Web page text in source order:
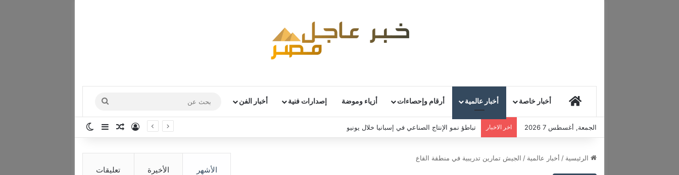
أخبار خاصة أخبار عالمية أرقام وإحصاءات أزياء وموضة إصدارات فنية أخبار الفن
عن
الجمعة, أغسطس 7 2026 اخر الاخبار تباطؤ نمو الإنتاج الصناعي في إسبانيا خلال يونيو تسجيل الدخول
مقال عشوائي
إضافة عمود جانبي
الرئيسية / أخبار عالمية / الجيش تمارين تدريبية في منطقة القاع
الأشهر الأخيرة تعليقات